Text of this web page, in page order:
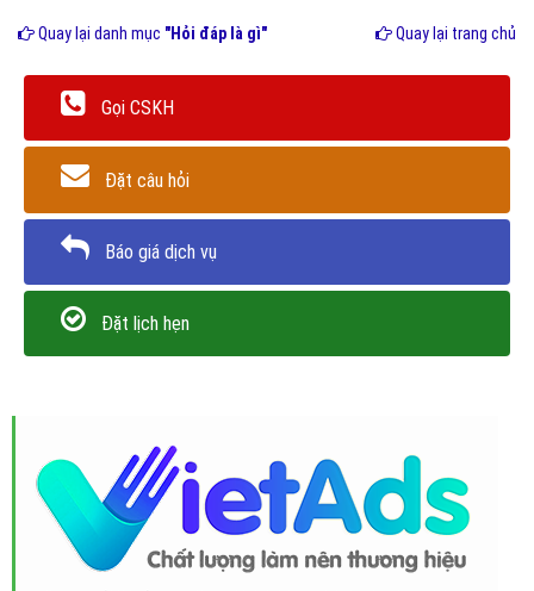
Quay lại danh mục "Hỏi đáp là gì" Quay lại trang chủ
Gọi CSKH
Đặt câu hỏi
Báo giá dịch vụ
Đặt lịch hẹn